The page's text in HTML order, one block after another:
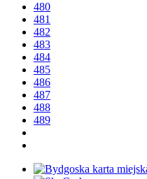
480
481
482
483
484
485
486
487
488
489